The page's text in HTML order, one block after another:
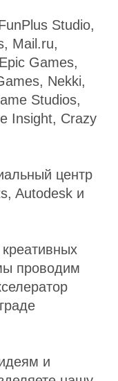
Studio,
Mail.ru,
Games,
Nekki,
Studios,
Insight, Crazy
центр
Autodesk и
проводим
и